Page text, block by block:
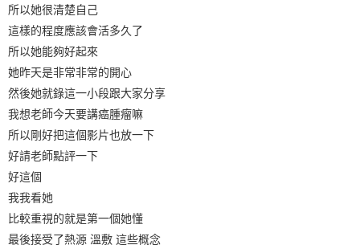
所以她很清楚自己
這樣的程度應該會活多久了
所以她能夠好起來
她昨天是非常非常的開心
然後她就錄這一小段跟大家分享
我想老師今天要講癌腫瘤嘛
所以剛好把這個影片也放一下
好請老師點評一下
好這個
我我看她
比較重視的就是第一個她懂
最後接受了熱源 溫敷 這些概念